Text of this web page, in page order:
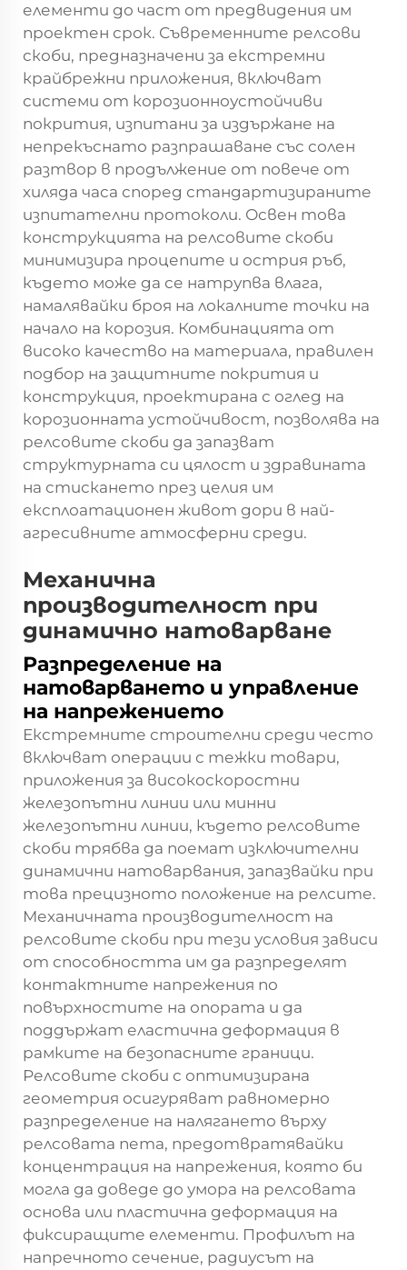
елементи до част от предвидения им
проектен срок. Съвременните релсови
скоби, предназначени за екстремни
крайбрежни приложения, включват
системи от корозионноустойчиви
покрития, изпитани за издържане на
непрекъснато разпрашаване със солен
разтвор в продължение от повече от
хиляда часа според стандартизираните
изпитателни протоколи. Освен това
конструкцията на релсовите скоби
минимизира процепите и острия ръб,
където може да се натрупва влага,
намалявайки броя на локалните точки на
начало на корозия. Комбинацията от
високо качество на материала, правилен
подбор на защитните покрития и
конструкция, проектирана с оглед на
корозионната устойчивост, позволява на
релсовите скоби да запазват
структурната си цялост и здравината
на стискането през целия им
експлоатационен живот дори в най-
агресивните атмосферни среди.
Механична
производителност при
динамично натоварване
Разпределение на
натоварването и управление
на напрежението
Екстремните строителни среди често
включват операции с тежки товари,
приложения за високоскоростни
железопътни линии или минни
железопътни линии, където релсовите
скоби трябва да поемат изключителни
динамични натоварвания, запазвайки при
това прецизното положение на релсите.
Механичната производителност на
релсовите скоби при тези условия зависи
от способността им да разпределят
контактните напрежения по
повърхностите на опората и да
поддържат еластична деформация в
рамките на безопасните граници.
Релсовите скоби с оптимизирана
геометрия осигуряват равномерно
разпределение на налягането върху
релсовата пета, предотвратявайки
концентрация на напрежения, която би
могла да доведе до умора на релсовата
основа или пластична деформация на
фиксиращите елементи. Профилът на
напречното сечение, радиусът на